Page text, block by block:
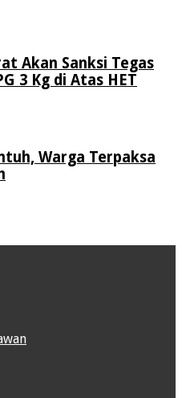
Akan Sanksi Tegas
3 Kg di Atas HET
Warga Terpaksa